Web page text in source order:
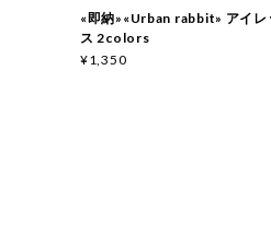
«即納»«Urban rabbit» アイレ
ス 2colors
¥1,350